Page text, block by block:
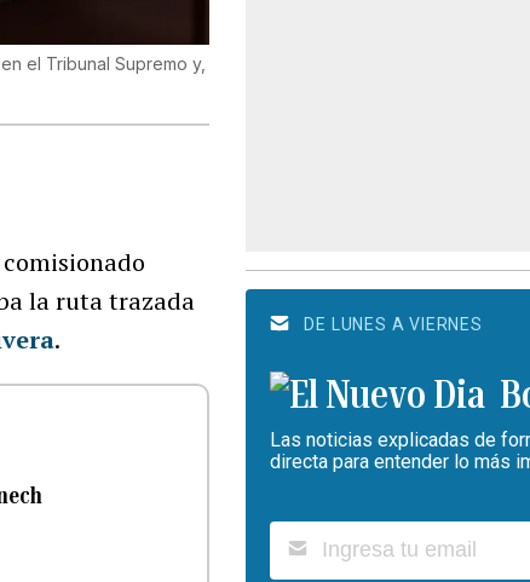
el Tribunal Supremo y,
la ruta trazada
. DE LUNES A VIERNES
Las noticias explicadas de
directa para entender lo más